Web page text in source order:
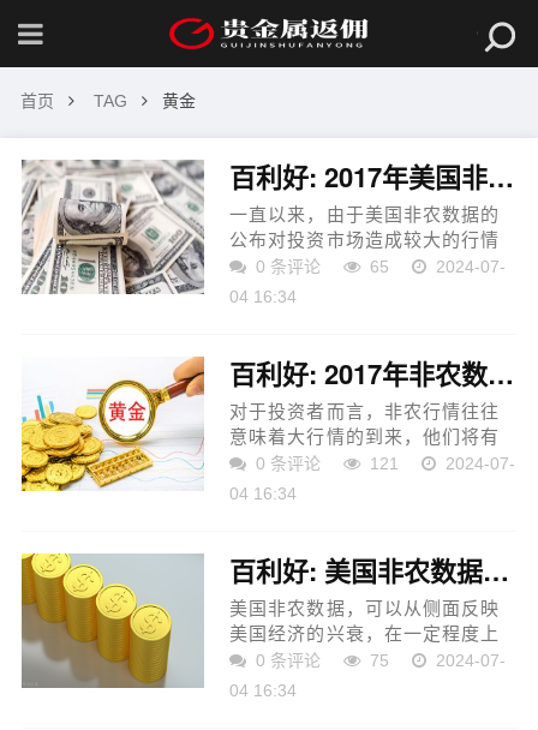
首页 TAG 黄金
百利好: 2017年美国非农数据应该从哪几个方面解读分析?
一直以来，由于美国非农数据的
公布对投资市场造成较大的行情
波动，为投资者带来做单获利机
会，该数据受到了大家的密切关
0 条评论 65
2024-07-
04 16:34
百利好: 2017年非农数据怎么提前知道？
对于投资者而言，非农行情往往
意味着大行情的到来，他们将有
机会从中获取理想的做单利润。
为此，很多投资者都希望在第一
0 条评论 121
2024-07-
04 16:34
百利好: 美国非农数据公布网站有哪些？
美国非农数据，可以从侧面反映
美国经济的兴衰，在一定程度上
影响货币市场的美元价值，并对
投资市场造成较大的影响，是投
0 条评论 75
2024-07-
04 16:34